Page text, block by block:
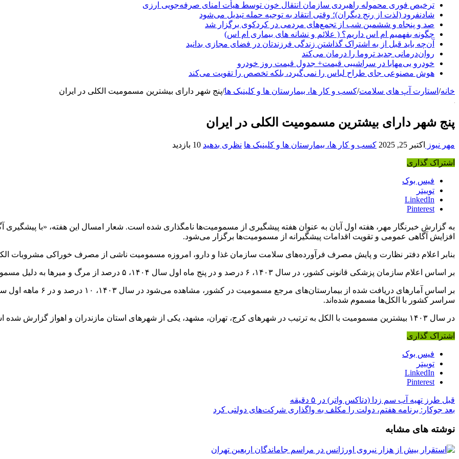
ترخیص فوری محموله راهبردی سازمان انتقال خون توسط هیأت امنای صرفه‌جویی ارزی
شادنفرود (لذت از رنج دیگران)؛ وقتی انتقاد به توجیه حمله تبدیل می‌شود
صد و پنجاه‌ و ششمین شب از تجمع‌های مردمی در کردکوی برگزار شد
چگونه بفهمیم ام اس داریم؟ ( علائم و نشانه های بیماری ام اس)
آن‌چه باید قبل از به اشتراک گذاشتن زندگی فرزندتان در فضای مجازی بدانید
روان‌درمانی جدید تروما را درمان می‌کند
خودرو بی‌مهابا در سراشیبی قیمت+ جدول قیمت روز خودرو
هوش مصنوعی جای طراح لباس را نمی‌گیرد، بلکه تخصص را تقویت می‌کند
خانه/ استارت آپ های سلامت/کسب و کار ها، بیمارستان ها و کلینیک ها/پنج شهر دارای بیشترین مسمومیت الکلی در ایران
پنج شهر دارای بیشترین مسمومیت الکلی در ایران
مهر نیوز اکتبر 25, 2025 کسب و کار ها، بیمارستان ها و کلینیک ها نظری بدهید 10 بازدید
اشتراک گذاری
فیس بوک
توییتر
LinkedIn
Pinterest
به گزارش خبرنگار مهر، هفته اول آبان به عنوان هفته پیشگیری از مسمومیت‌ها نامگذاری شده است. شعار امسال این هفته، «با پیشگیری
افزایش آگاهی عمومی و تقویت اقدامات پیشگیرانه از مسمومیت‌ها برگزار می‌شود.
بنابر اعلام دفتر نظارت و پایش مصرف فرآورده‌های سلامت سازمان غذا و دارو، امروزه مسمومیت ناشی از مصرف خوراکی مشروبات
بر اساس اعلام سازمان پزشکی قانونی کشور، در سال ۱۴۰۳، ۶ درصد و در پنج ماه اول سال ۱۴۰۴، ۵ درصد از مرگ و میرها به دلیل مسمومیت با الکل‌ها اتفاق افتاده است.
سراسر کشور با الکل‌ها مسموم شده‌اند.
در سال ۱۴۰۳ بیشترین مسمومیت با الکل به ترتیب در شهرهای کرج، تهران، مشهد، یکی از شهرهای استان مازندران و اهواز گزارش شده است.
اشتراک گذاری
فیس بوک
توییتر
LinkedIn
Pinterest
قبل طرز تهیه آب سم زدا (دتاکس واتر) در ۵ دقیقه
بعد جوکار: برنامه هفتم، دولت را مکلف به واگذاری شرکت‌های دولتی کرد
نوشته های مشابه